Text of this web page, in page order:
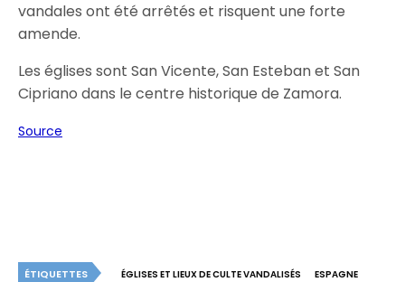
vandales ont été arrêtés et risquent une forte
amende.
Les églises sont San Vicente, San Esteban et San
Cipriano dans le centre historique de Zamora.
Source
ÉTIQUETTES ÉGLISES ET LIEUX DE CULTE VANDALISÉS
ESPAGNE